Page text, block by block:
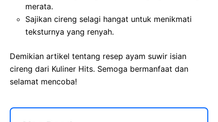
merata.
Sajikan cireng selagi hangat untuk menikmati
teksturnya yang renyah.
Demikian artikel tentang resep ayam suwir isian
cireng dari Kuliner Hits. Semoga bermanfaat dan
selamat mencoba!